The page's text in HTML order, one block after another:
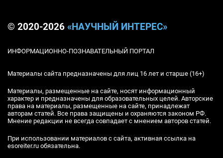
© 2020-2026 «НАУЧНЫЙ ИНТЕРЕС»
ИНФОРМАЦИОННО-ПОЗНАВАТЕЛЬНЫЙ ПОРТАЛ
Материалы сайта предназначены для лиц 16 лет и старше (16+)
Материалы, размещенные на сайте, носят информационный
характер и предназначены для образовательных целей. Авторские
права на материалы, размещенные на сайте, принадлежат
авторам статей. Все права защищены и охраняются законом РФ.
Мнение редакции не всегда совпадает с мнением авторов статей.
При использовании материалов с сайта, активная ссылка на
esoreiter.ru обязательна.